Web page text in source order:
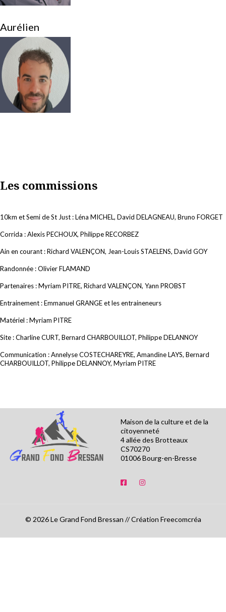
Aurélien
Les commissions
10km et Semi de St Just : Léna MICHEL, David DELAGNEAU, Bruno FORGET
Corrida : Alexis PECHOUX, Philippe RECORBEZ
Ain en courant : Richard VALENÇON, Jean-Louis STAELENS, David GOY
Randonnée : Olivier FLAMAND
Partenaires : Myriam PITRE, Richard VALENÇON, Yann PROBST
Entrainement : Emmanuel GRANGE et les entraineneurs
Matériel : Myriam PITRE
Site : Charline CURT, Bernard CHARBOUILLOT, Philippe DELANNOY
Communication : Annelyse COSTECHAREYRE, Amandine LAYS, Bernard
CHARBOUILLOT, Philippe DELANNOY, Myriam PITRE
Maison de la culture et de la
citoyenneté
4 allée des Brotteaux
CS70270
01006 Bourg-en-Bresse
© 2026 Le Grand Fond Bressan // Création Freecomcréa